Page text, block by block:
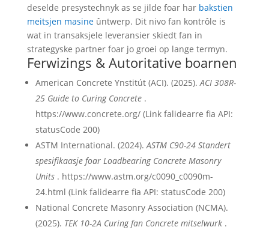
deselde presystechnyk as se jilde foar har bakstien
meitsjen masine ûntwerp. Dit nivo fan kontrôle is
wat in transaksjele leveransier skiedt fan in
strategyske partner foar jo groei op lange termyn.
Ferwizings & Autoritative boarnen
American Concrete Ynstitút (ACI). (2025).ACI 308R-
25 Guide to Curing Concrete .
https://www.concrete.org/ (Link falidearre fia API:
statusCode 200)
ASTM International. (2024).ASTM C90-24 Standert
spesifikaasje foar Loadbearing Concrete Masonry
Units . https://www.astm.org/c0090_c0090m-
24.html (Link falidearre fia API: statusCode 200)
National Concrete Masonry Association (NCMA).
(2025). TEK 10-2A Curing fan Concrete mitselwurk .